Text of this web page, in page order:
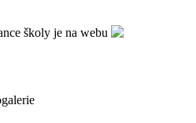
školy je na webu